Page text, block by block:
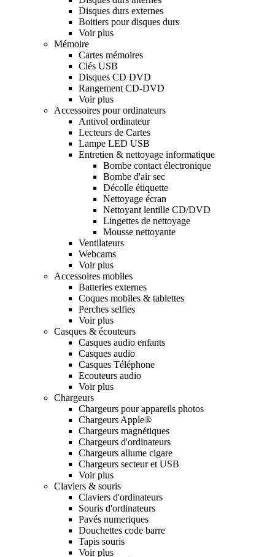
Disques durs externes
Boitiers pour disques durs
Voir plus
Mémoire
Cartes mémoires
Clés USB
Disques CD DVD
Rangement CD-DVD
Voir plus
Accessoires pour ordinateurs
Antivol ordinateur
Lecteurs de Cartes
Lampe LED USB
Entretien & nettoyage informatique
Bombe contact électronique
Bombe d'air sec
Décolle étiquette
Nettoyage écran
Nettoyant lentille CD/DVD
Lingettes de nettoyage
Mousse nettoyante
Ventilateurs
Webcams
Voir plus
Accessoires mobiles
Batteries externes
Coques mobiles & tablettes
Perches selfies
Voir plus
Casques & écouteurs
Casques audio enfants
Casques audio
Casques Téléphone
Ecouteurs audio
Voir plus
Chargeurs
Chargeurs pour appareils photos
Chargeurs Apple®
Chargeurs magnétiques
Chargeurs d'ordinateurs
Chargeurs allume cigare
Chargeurs secteur et USB
Voir plus
Claviers & souris
Claviers d'ordinateurs
Souris d'ordinateurs
Pavés numeriques
Douchettes code barre
Tapis souris
Voir plus